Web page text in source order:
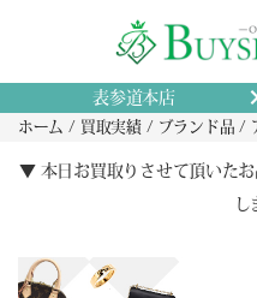
表参道本店
ホーム 買取実績 ブランド品
▼ 本日お買取りさせて頂いた